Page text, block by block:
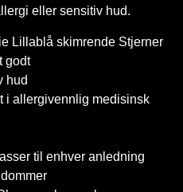
eller sensitiv hud.
Lillablå skimrende Stjerner
godt
hud
i allergivennlig medisinsk
til enhver anledning